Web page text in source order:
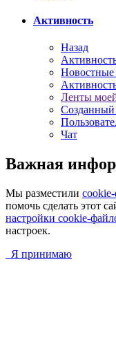
Активность
Назад
Новостные
Ленты
Созданный
Чат
Важная
Мы разместили
помочь сделать этот
настройки cookie-
настроек.
Я принимаю